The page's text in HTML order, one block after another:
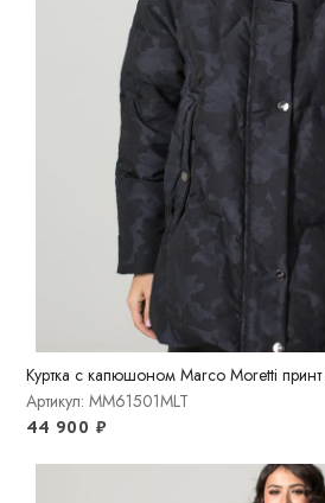
Куртка с капюшоном Marco Moretti принт
Артикул: MM61501MLT
44 900 ₽